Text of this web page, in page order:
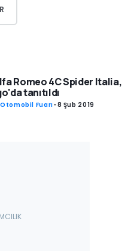
Romeo 4C Spider Italia,
tanıtıldı
Fuarı-8 Şub 2019